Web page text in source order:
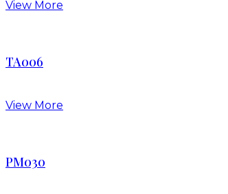
View More
TA006
View More
PM030